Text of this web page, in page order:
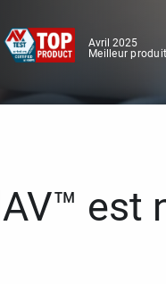
Avril 2025
Meilleur produit
est